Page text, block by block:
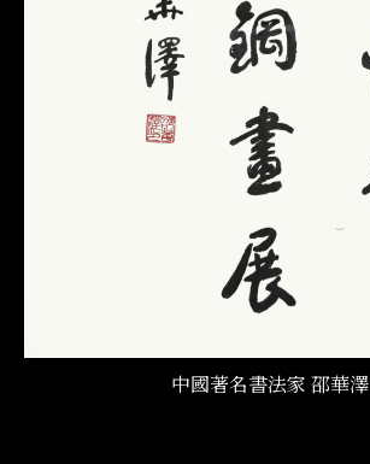
中國著名書法家 邵華澤